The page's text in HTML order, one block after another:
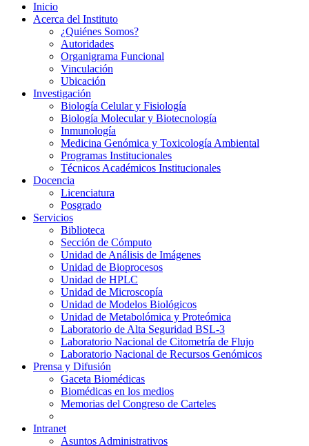
Inicio
Acerca del Instituto
¿Quiénes Somos?
Autoridades
Organigrama Funcional
Vinculación
Ubicación
Investigación
Biología Celular y Fisiología
Biología Molecular y Biotecnología
Inmunología
Medicina Genómica y Toxicología Ambiental
Programas Institucionales
Técnicos Académicos Institucionales
Docencia
Licenciatura
Posgrado
Servicios
Biblioteca
Sección de Cómputo
Unidad de Análisis de Imágenes
Unidad de Bioprocesos
Unidad de HPLC
Unidad de Microscopía
Unidad de Modelos Biológicos
Unidad de Metabolómica y Proteómica
Laboratorio de Alta Seguridad BSL-3
Laboratorio Nacional de Citometría de Flujo
Laboratorio Nacional de Recursos Genómicos
Prensa y Difusión
Gaceta Biomédicas
Biomédicas en los medios
Memorias del Congreso de Carteles
Intranet
Asuntos Administrativos